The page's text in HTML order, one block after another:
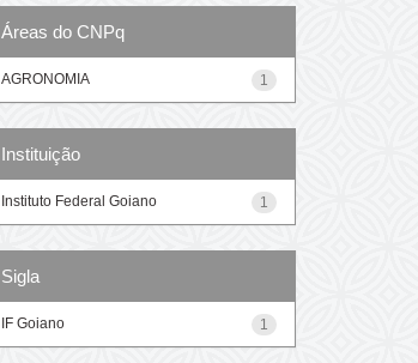
Áreas do CNPq
1
AGRONOMIA
Instituição
1
Instituto Federal Goiano
Sigla
1
IF Goiano